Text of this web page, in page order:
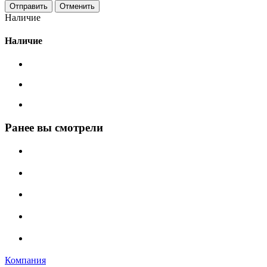
Отменить
Наличие
Наличие
Ранее вы смотрели
Компания